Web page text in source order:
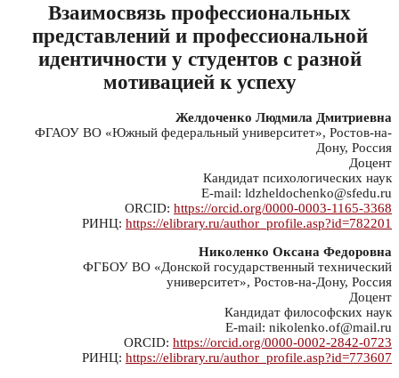
Взаимосвязь профессиональных
представлений и профессиональной
идентичности у студентов с разной
мотивацией к успеху
Желдоченко Людмила Дмитриевна
ФГАОУ ВО «Южный федеральный университет», Ростов-на-
Дону, Россия
Доцент
Кандидат психологических наук
E-mail: ldzheldochenko@sfedu.ru
ORCID: https://orcid.org/0000-0003-1165-3368
РИНЦ: https://elibrary.ru/author_profile.asp?id=782201
Николенко Оксана Федоровна
ФГБОУ ВО «Донской государственный технический
университет», Ростов-на-Дону, Россия
Доцент
Кандидат философских наук
E-mail: nikolenko.of@mail.ru
ORCID: https://orcid.org/0000-0002-2842-0723
РИНЦ: https://elibrary.ru/author_profile.asp?id=773607